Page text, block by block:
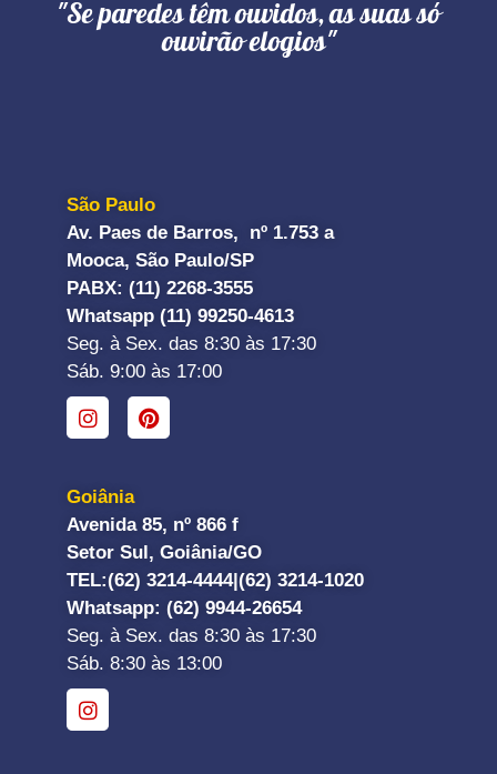
"Se paredes têm ouvidos, as suas só
ouvirão elogios"
São Paulo
Av. Paes de Barros, nº 1.753 a
Mooca, São Paulo/SP
PABX: (11) 2268-3555
Whatsapp (11) 99250-4613
Seg. à Sex. das 8:30 às 17:30
Sáb. 9:00 às 17:00
Goiânia
Avenida 85, nº 866 f
Setor Sul, Goiânia/GO
TEL:(62) 3214-4444| (62) 3214-1020
Whatsapp: (62) 9944-26654
Seg. à Sex. das 8:30 às 17:30
Sáb. 8:30 às 13:00